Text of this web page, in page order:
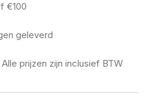
€100
geleverd
Alle prijzen zijn inclusief BTW